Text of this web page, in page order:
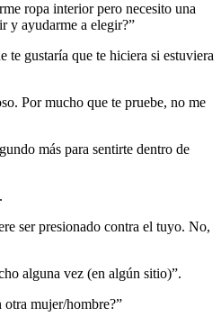
ropa interior pero necesito una
y ayudarme a elegir?”
te gustaría que te hiciera si estuviera
Por mucho que te pruebe, no me
más para sentirte dentro de
ser presionado contra el tuyo. No,
alguna vez (en algún sitio)”.
mujer/hombre?”